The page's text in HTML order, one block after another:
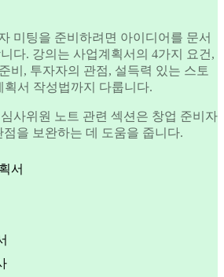
미팅을 준비하려면 아이디어를 문서
다. 강의는 사업계획서의 4가지 요건,
비, 투자자의 관점, 설득력 있는 스토
서 작성법까지 다룹니다.
사위원 노트 관련 섹션은 창업 준비자
을 보완하는 데 도움을 줍니다.
서